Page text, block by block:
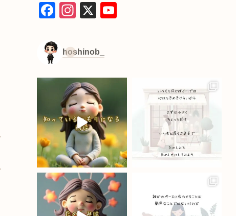
F
c
e
b
o
o
k
In
gr
a
m
X
u
C
h
a
n
n
el
hoshinob_